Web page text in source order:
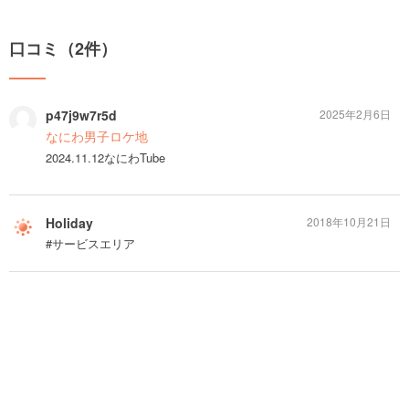
口コミ（2件）
p47j9w7r5d
なにわ男子ロケ地
2024.11.12なにわTube
2025年2月6日
Holiday
#サービスエリア
2018年10月21日